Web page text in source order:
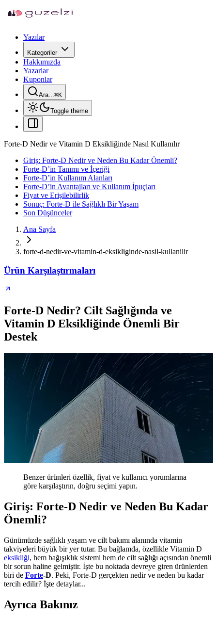
Yazılar
Kategoriler
Hakkımızda
Yazarlar
Kuponlar
Ara...⌘K
Toggle theme
Forte-D Nedir ve Vitamin D Eksikliğinde Nasıl Kullanılır
Giriş: Forte-D Nedir ve Neden Bu Kadar Önemli?
Forte-D’in Tanımı ve İçeriği
Forte-D’in Kullanım Alanları
Forte-D’in Avantajları ve Kullanım İpuçları
Fiyat ve Erişilebilirlik
Sonuç: Forte-D ile Sağlıklı Bir Yaşam
Son Düşünceler
Ana Sayfa
forte-d-nedir-ve-vitamin-d-eksikliginde-nasil-kullanilir
Ürün Karşılaştırmaları
Forte-D Nedir? Cilt Sağlığında ve
Vitamin D Eksikliğinde Önemli Bir
Destek
Benzer ürünleri özellik, fiyat ve kullanıcı yorumlarına
göre karşılaştırın, doğru seçimi yapın.
Giriş: Forte-D Nedir ve Neden Bu Kadar
Önemli?
Günümüzde sağlıklı yaşam ve cilt bakımı alanında vitamin
takviyeleri büyük bir yer tutar. Bu bağlamda, özellikle Vitamin D
eksikliği, hem bağışıklık sistemi hem de cilt sağlığı açısından önemli
bir sorun haline gelmiştir. İşte bu noktada devreye giren ürünlerden
biri de Forte-D. Peki, Forte-D gerçekten nedir ve neden bu kadar
tercih edilir? İşte detaylar...
Ayrıca Bakınız